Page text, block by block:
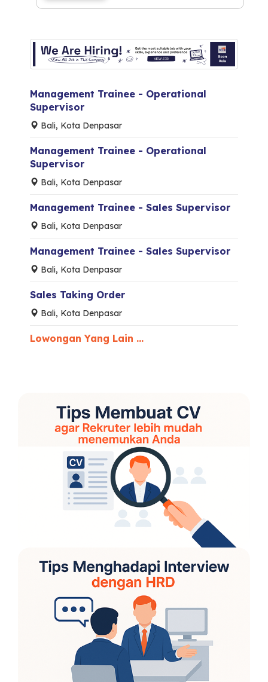
Management Trainee - Operational
Supervisor
Bali, Kota Denpasar
Management Trainee - Operational
Supervisor
Bali, Kota Denpasar
Management Trainee - Sales Supervisor
Bali, Kota Denpasar
Management Trainee - Sales Supervisor
Bali, Kota Denpasar
Sales Taking Order
Bali, Kota Denpasar
Lowongan Yang Lain ...